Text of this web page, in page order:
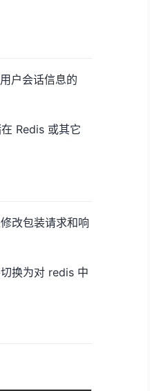
户会话信息的
Redis 或其它
改包装请求和响
换为对 redis 中